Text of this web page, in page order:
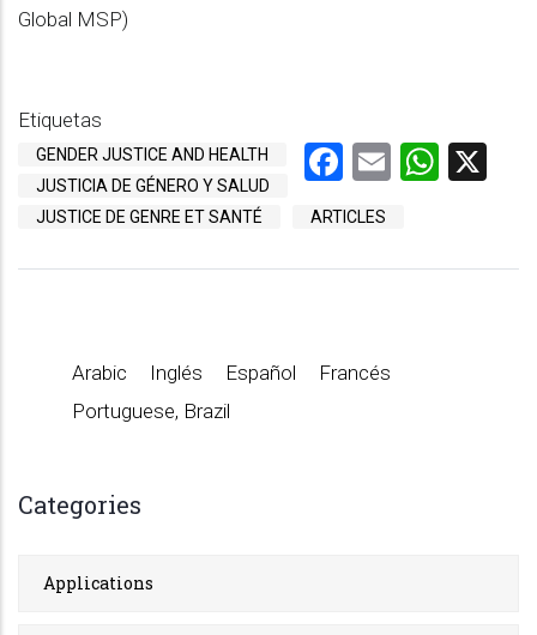
Global MSP)
Etiquetas
GENDER JUSTICE AND HEALTH
JUSTICIA DE GÉNERO Y SALUD
JUSTICE DE GENRE ET SANTÉ
ARTICLES
Facebook
Email
Arabic Inglés Español
Francés
Portuguese, Brazil
Categories
Applications